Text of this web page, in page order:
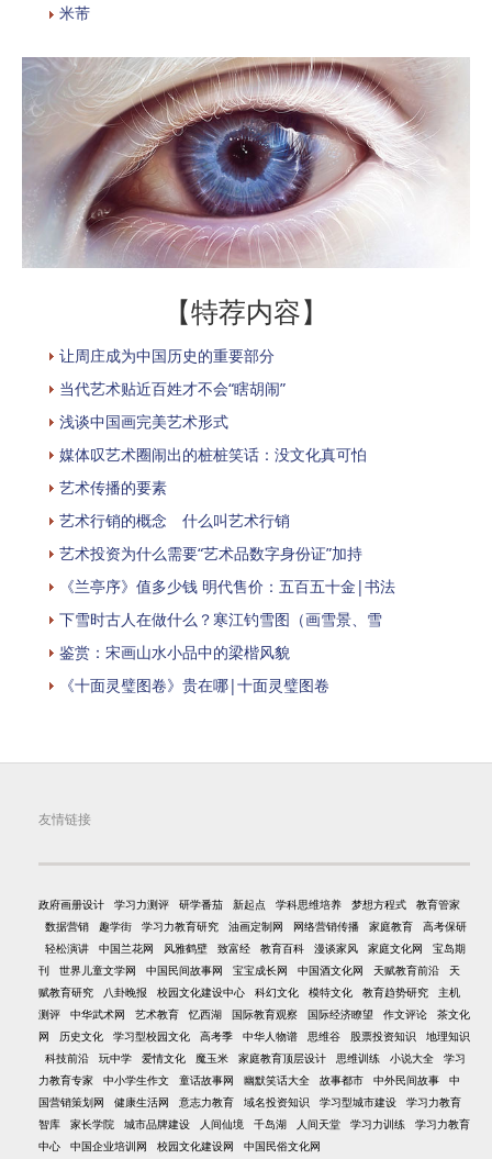
米芾
【特荐内容】
让周庄成为中国历史的重要部分
当代艺术贴近百姓才不会“瞎胡闹”
浅谈中国画完美艺术形式
媒体叹艺术圈闹出的桩桩笑话：没文化真可怕
艺术传播的要素
艺术行销的概念 什么叫艺术行销
艺术投资为什么需要“艺术品数字身份证”加持
《兰亭序》值多少钱 明代售价：五百五十金|书法
下雪时古人在做什么？寒江钓雪图（画雪景、雪
鉴赏：宋画山水小品中的梁楷风貌
《十面灵璧图卷》贵在哪|十面灵璧图卷
友情链接
政府画册设计 学习力测评 研学番茄 新起点 学科思维培养 梦想方程式
教育管家
数据营销
趣学街 学习力教育研究 油画定制网 网络营销传播 家庭教育
高考保研
轻松演讲
中国兰花网 风雅鹤壁 致富经 教育百科 漫谈家风 家庭文化网
宝岛期
刊
世界儿童文学网 中国民间故事网 宝宝成长网 中国酒文化网 天赋教育前沿
天
赋教育研究
八卦晚报 校园文化建设中心 科幻文化 模特文化 教育趋势研究
主机
测评
中华武术网 艺术教育 忆西湖 国际教育观察 国际经济瞭望 作文评论
茶文化
网
历史文化 学习型校园文化 高考季 中华人物谱 思维谷 股票投资知识
地理知识
科技前沿
玩中学 爱情文化 魔玉米 家庭教育顶层设计 思维训练 小说大全
学习
力教育专家
中小学生作文 童话故事网 幽默笑话大全 故事都市 中外民间故事
中
国营销策划网
健康生活网 意志力教育 域名投资知识 学习型城市建设
学习力教育
智库
家长学院 城市品牌建设 人间仙境 千岛湖 人间天堂 学习力训练
学习力教育
中心
中国企业培训网 校园文化建设网 中国民俗文化网